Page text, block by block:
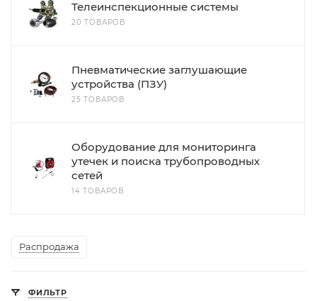
Телеинспекционные системы
20 ТОВАРОВ
Пневматические заглушающие
устройства (ПЗУ)
25 ТОВАРОВ
Оборудование для мониторинга
утечек и поиска трубопроводных
сетей
14 ТОВАРОВ
Распродажа
ФИЛЬТР